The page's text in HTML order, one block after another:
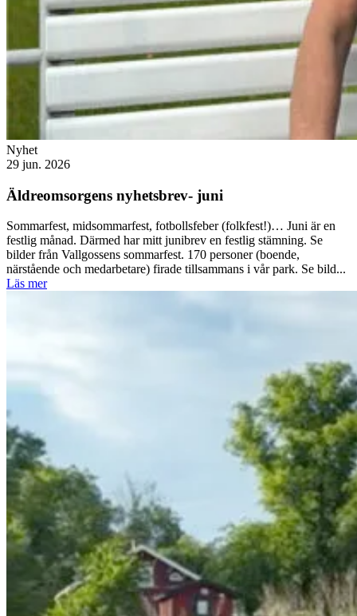
Nyhet
29 jun. 2026
Äldreomsorgens nyhetsbrev- juni
Sommarfest, midsommarfest, fotbollsfeber (folkfest!)… Juni är en
festlig månad. Därmed har mitt junibrev en festlig stämning. Se
bilder från Vallgossens sommarfest. 170 personer (boende,
närstående och medarbetare) firade tillsammans i vår park. Se bild...
Läs mer